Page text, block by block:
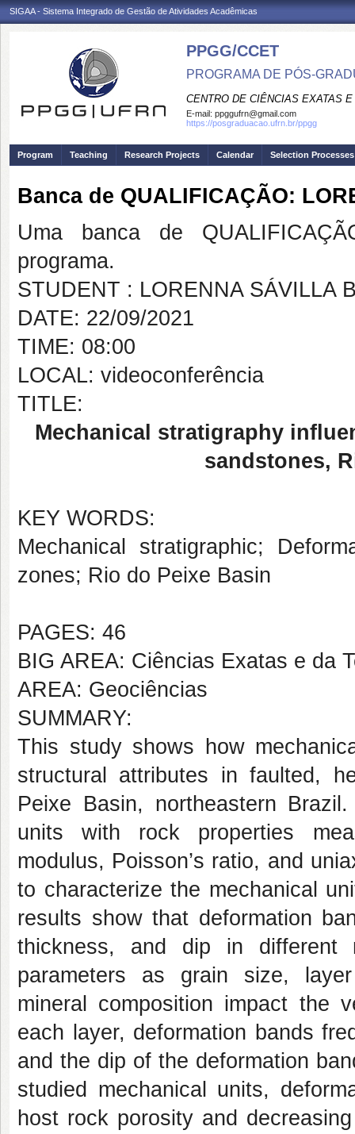
SIGAA - Sistema Integrado de Gestão de Atividades Acadêmicas
PPGG/CCET
PROGRAMA DE PÓS-
CENTRO DE CIÊNCIAS EXATAS
E-mail: ppggufrn@gmail.com
https://posgraduacao.ufrn.br/ppgg
Program Teaching Research Projects Calendar Selection Processes
Banca de QUALIFICAÇÃO:
Uma banca de
programa.
STUDENT : LORENNA SÁVILLA
DATE: 22/09/2021
TIME: 08:00
LOCAL: videoconferência
TITLE:
Mechanical stratigraphy
sandstones,
KEY WORDS:
Mechanical stratigraphic;
zones; Rio do Peixe Basin
PAGES: 46
BIG AREA: Ciências Exatas e da
AREA: Geociências
SUMMARY:
This study shows how
structural attributes in faulted,
Peixe Basin, northeastern
units with rock properties
modulus, Poisson’s ratio, and
to characterize the mechanical
results show that deformation
thickness, and dip in different
parameters as grain size,
mineral composition impact the
each layer, deformation bands
and the dip of the deformation
studied mechanical units,
host rock porosity and